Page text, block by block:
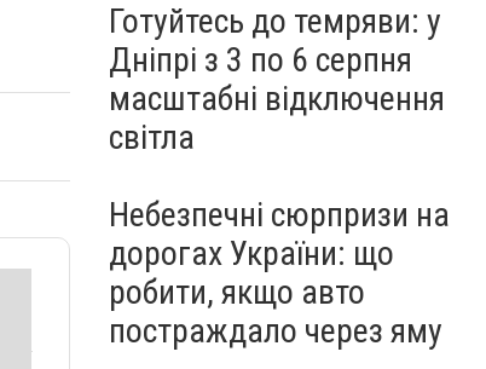
Готуйтесь до темряви: у
Дніпрі з 3 по 6 серпня
масштабні відключення
світла
Небезпечні сюрпризи на
дорогах України: що
робити, якщо авто
постраждало через яму